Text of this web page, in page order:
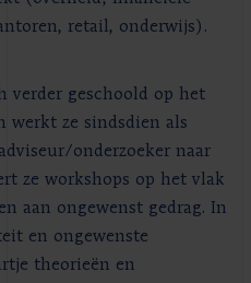
retail, onderwijs).
verder geschoold op het
werkt ze sindsdien als
onderzoeker naar
ze workshops op het vlak
aan ongewenst gedrag. In
en ongewenste
theorieën en